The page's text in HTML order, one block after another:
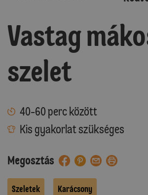
Vastag
szelet
40-60 perc között
Kis gyakorlat szükséges
Megosztás
Szeletek Karácsony